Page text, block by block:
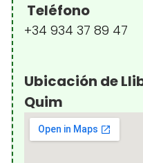
Teléfono
+34 934 37 89 47
Ubicación de
Quim